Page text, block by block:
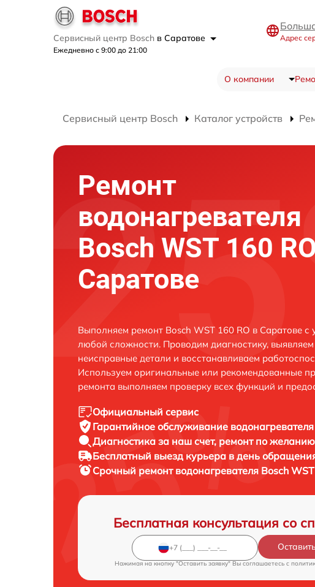
Сервисный центр Bosch в Саратове
Ежедневно с 9:00 до 21:00
Адрес
О компании
Сервисный центр Bosch Каталог устройств
Ремонт
водонагревателя
Bosch WST 160
Саратове
Выполняем ремонт Bosch WST 160 RO в Саратове с
любой сложности. Проводим диагностику,
неисправные детали и восстанавливаем
Используем оригинальные или рекомендованные
ремонта выполняем проверку всех функций и
Официальный сервис
Гарантийное обслуживание
Диагностика за наш счет, ремонт по желанию
Бесплатный выезд курьера в день
Срочный ремонт водонагревателя Bosch
Бесплатная консультация со
Нажимая на кнопку "Оставить заявку" Вы соглашаетесь c